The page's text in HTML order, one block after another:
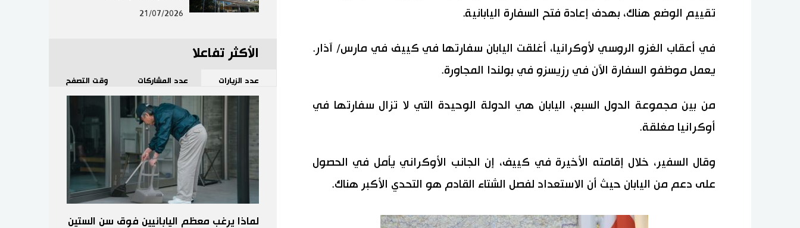
تقييم الوضع هناك، بهدف إعادة فتح السفارة اليابانية.
في أعقاب الغزو الروسي لأوكرانيا، أغلقت اليابان سفارتها في كييف في مارس/ آذار.
يعمل موظفو السفارة الآن في رزيسزو في بولندا المجاورة.
من بين مجموعة الدول السبع، اليابان هي الدولة الوحيدة التي لا تزال سفارتها في
أوكرانيا مغلقة.
وقال السفير، خلال إقامته الأخيرة في كييف، إن الجانب الأوكراني يأمل في الحصول
على دعم من اليابان حيث أن الاستعداد لفصل الشتاء القادم هو التحدي الأكبر هناك.
21/07/2026
الأكثر تفاعلا
عدد الزيارات عدد المشاركات وقت التصفح
لماذا يرغب معظم اليابانيين فوق سن الستين